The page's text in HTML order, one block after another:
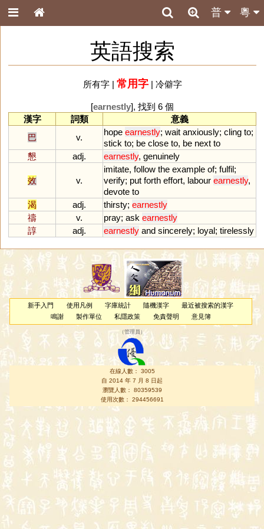
粵
普
英語搜索
所有字| 常用字| 冷僻字
[earnestly], 找到 6 個
漢字
詞類
意義
巴
v.
hope earnestly; wait anxiously; cling to;
stick to; be close to, be next to
懇
adj. earnestly, genuinely
效 v.
imitate, follow the example of; fulfil;
verify; put forth effort, labour earnestly,
devote to
渴
adj. thirsty; earnestly
禱
v. pray; ask earnestly
諄
adj. earnestly and sincerely; loyal; tirelessly
新手入門 使用凡例 字庫統計 隨機漢字
最近被搜索的漢字
鳴謝
製作單位 私隱政策 免責聲明 意見簿
（管理員 ）
在線人數： 3005
自 2014 年 7 月 8 日起
瀏覽人數： 80359539
使用次數： 294456691